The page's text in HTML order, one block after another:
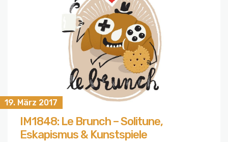
19. März 2017
IM1848: Le Brunch – Solitune,
Eskapismus & Kunstspiele